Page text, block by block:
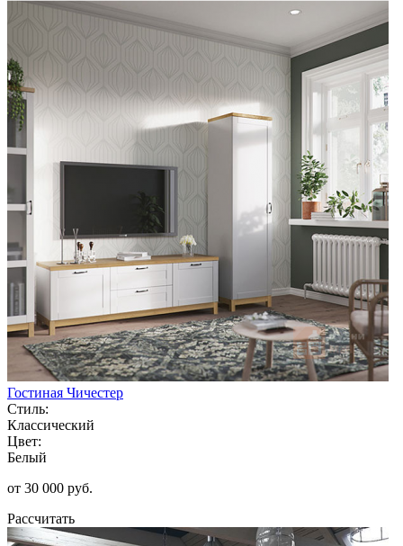
Гостиная Чичестер
Стиль:
Классический
Цвет:
Белый
от 30 000 руб.
Рассчитать